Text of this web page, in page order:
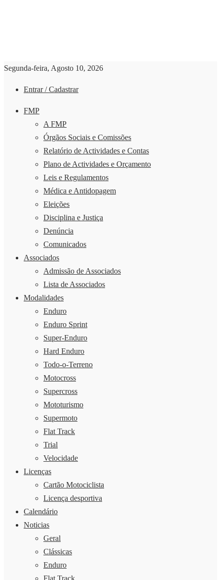
Segunda-feira, Agosto 10, 2026
Entrar / Cadastrar
FMP
A FMP
Órgãos Sociais e Comissões
Relatório de Actividades e Contas
Plano de Actividades e Orçamento
Leis e Regulamentos
Médica e Antidopagem
Eleições
Disciplina e Justiça
Denúncia
Comunicados
Associados
Admissão de Associados
Lista de Associados
Modalidades
Enduro
Enduro Sprint
Super-Enduro
Hard Enduro
Todo-o-Terreno
Motocross
Supercross
Mototurismo
Supermoto
Flat Track
Trial
Velocidade
Licenças
Cartão Motociclista
Licença desportiva
Calendário
Noticias
Geral
Clássicas
Enduro
Flat Track